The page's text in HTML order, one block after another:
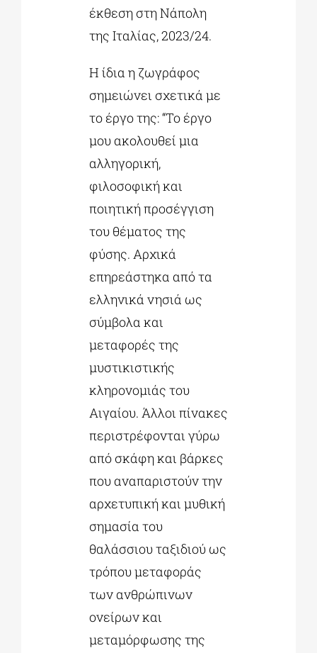
έκθεση στη Νάπολη
της Ιταλίας, 2023/24.
Η ίδια η ζωγράφος
σημειώνει σχετικά με
το έργο της: “Το έργο
μου ακολουθεί μια
αλληγορική,
φιλοσοφική και
ποιητική προσέγγιση
του θέματος της
φύσης. Αρχικά
επηρεάστηκα από τα
ελληνικά νησιά ως
σύμβολα και
μεταφορές της
μυστικιστικής
κληρονομιάς του
Αιγαίου. Άλλοι πίνακες
περιστρέφονται γύρω
από σκάφη και βάρκες
που αναπαριστούν την
αρχετυπική και μυθική
σημασία του
θαλάσσιου ταξιδιού ως
τρόπου μεταφοράς
των ανθρώπινων
ονείρων και
μεταμόρφωσης της